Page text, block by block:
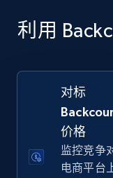
Walmart -
specific
URL, Final
利用
对标
价格
监控竞争
电商平台